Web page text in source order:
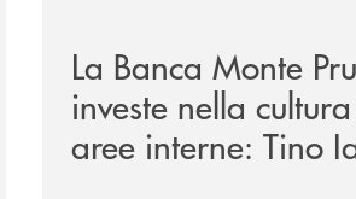
La Banca Monte
investe nella
aree interne: Tino